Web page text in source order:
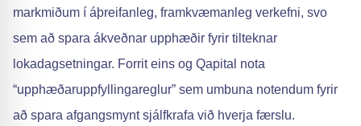
markmiðum í áþreifanleg, framkvæmanleg verkefni, svo
sem að spara ákveðnar upphæðir fyrir tilteknar
lokadagsetningar. Forrit eins og Qapital nota
“upphæðaruppfyllingareglur” sem umbuna notendum fyrir
að spara afgangsmynt sjálfkrafa við hverja færslu.